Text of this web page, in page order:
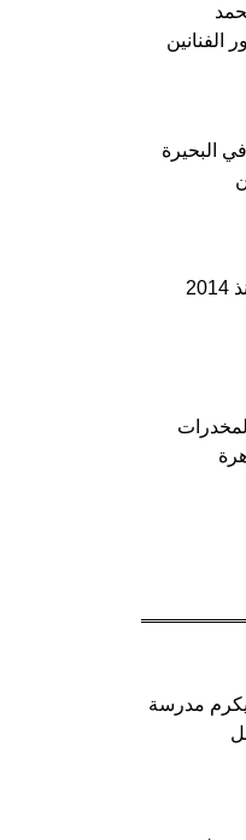
الفنانين
البحيرة
تحولات مصر منذ 2014
مدرسة